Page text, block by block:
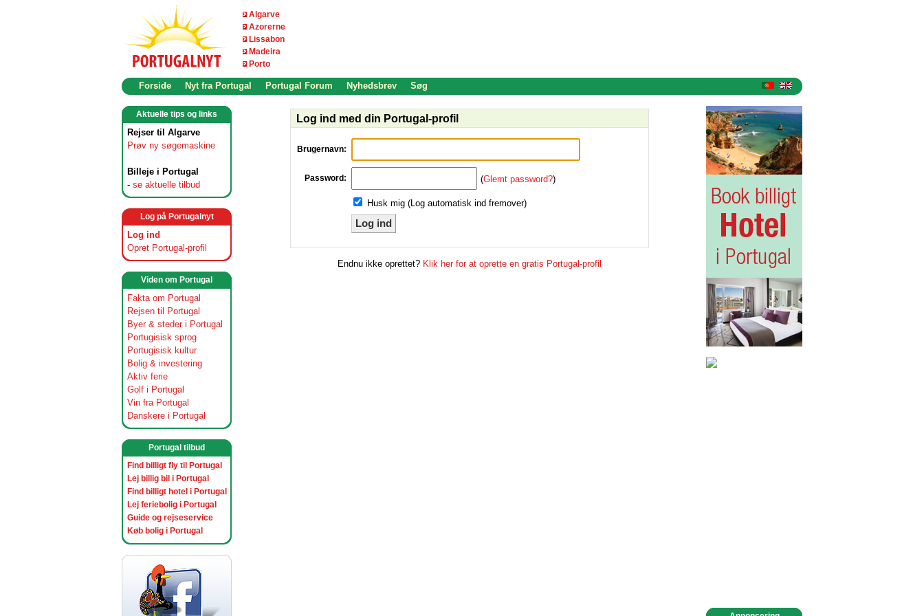
Algarve
Azorerne
Lissabon
Madeira
Porto
Forside Nyt fra Portugal Portugal Forum Nyhedsbrev Søg
Aktuelle tips og links
Rejser til Algarve
Prøv ny søgemaskine
Billeje i Portugal
- se aktuelle tilbud
Log på Portugalnyt
Log ind
Opret Portugal-profil
Viden om Portugal
Fakta om Portugal
Rejsen til Portugal
Byer & steder i Portugal
Portugisisk sprog
Portugisisk kultur
Bolig & investering
Aktiv ferie
Golf i Portugal
Vin fra Portugal
Danskere i Portugal
Portugal tilbud
Find billigt fly til Portugal
Lej billig bil i Portugal
Find billigt hotel i Portugal
Lej feriebolig i Portugal
Guide og rejseservice
Køb bolig i Portugal
Log ind med din Portugal-profil
Brugernavn:
Password: (Glemt password?)
Husk mig (Log automatisk ind fremover)
Log ind
Endnu ikke oprettet? Klik her for at oprette en gratis Portugal-profil